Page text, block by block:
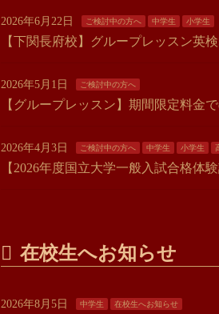
2026年6月22日 ご検討中の方へ 中学生 小学生
【下関長府校】グループレッスン英
2026年5月1日 ご検討中の方へ
【グループレッスン】期間限定料金
2026年4月3日 ご検討中の方へ 中学生 小学生
【2026年度国立大学一般入試合格体
在校生へお知らせ
2026年8月5日 中学生 在校生へお知らせ